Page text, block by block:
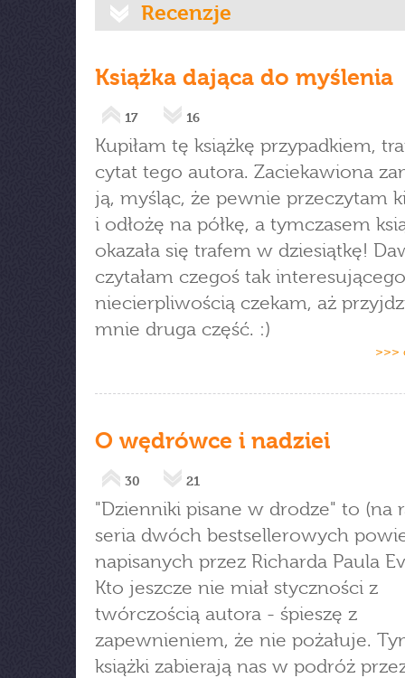
Recenzje
Książka dająca do myślenia
17 16
Kupiłam tę książkę przypadkiem,
cytat tego autora. Zaciekawiona
ją, myśląc, że pewnie przeczytam
i odłożę na półkę, a tymczasem
okazała się trafem w dziesiątkę!
czytałam czegoś tak
niecierpliwością czekam, aż
mnie druga część. :)
>>>
O wędrówce i nadziei
30 21
"Dzienniki pisane w drodze" to (na
seria dwóch bestsellerowych
napisanych przez Richarda Paula
Kto jeszcze nie miał styczności z
twórczością autora - śpieszę z
zapewnieniem, że nie pożałuje.
książki zabierają nas w podróż